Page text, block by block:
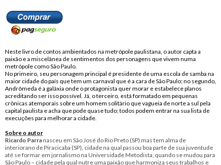
Neste livro de contos ambientados na metrópole paulistana, o autor capta a
paixão e a miscelânea de sentimentos dos personagens que vivem numa
metrópole como São Paulo.
No primeiro, seu personagem principal é presidente de uma escola de samba na
maior cidade do país que tem um carnaval que é a cara de São Paulo; no segundo,
Andrômeda é a galáxia onde o protagonista quer morar e estabelece planos
acreditando ser isso possível. Já, o terceiro, está formatado em pequenas
crônicas atemporais sobre um homem solitário que vagueia de norte a sul pela
capital paulista e acha que pode quase tudo; todos podem entrar na sua lista de
execuções para melhorar a cidade.
Sobre o autor
Ricardo Parranasceu em São José do Rio Preto (SP) mas tem alma de
interiorano de Piracicaba (SP), cidade na qual passou boa parte de sua juventude
até se formar em jornalismo na Universidade Metodista, quando se mudou para
São Paulo – cidade pela qual nutre uma paixão que harmoniza seus trabalhos e